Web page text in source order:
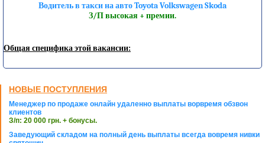
Водитель в такси на авто Toyota Volkswagen Skoda
З/П высокая + премии.
Общая специфика этой вакансии:
НОВЫЕ ПОСТУПЛЕНИЯ
Менеджер по продаже онлайн удаленно выплаты ворвремя обзвон
клиентов
З/п: 20 000 грн. + бонусы.
Заведующий складом на полный день выплаты всегда вовремя нивки